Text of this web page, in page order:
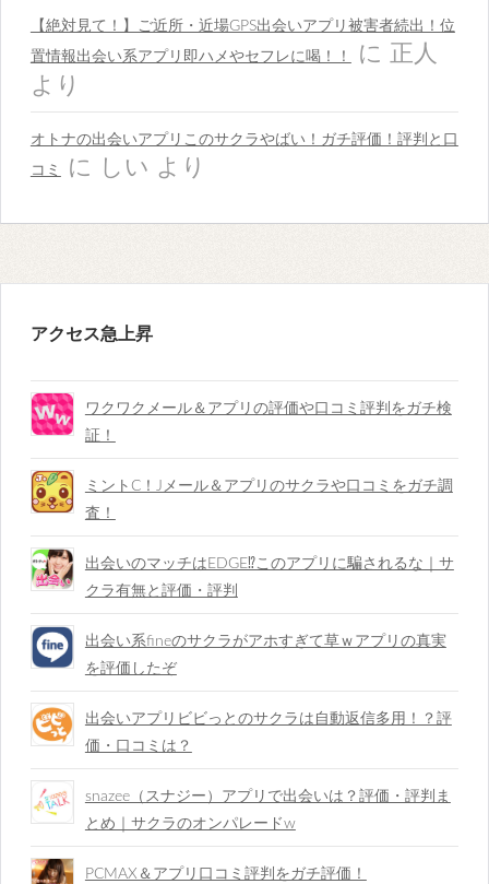
【絶対見て！】ご近所・近場GPS出会いアプリ被害者続出！位
置情報出会い系アプリ即ハメやセフレに喝！！
に
正人
より
オトナの出会いアプリこのサクラやばい！ガチ評価！評判と口
コミ
に しい より
アクセス急上昇
ワクワクメール＆アプリの評価や口コミ評判をガチ検
証！
ミントC！Jメール＆アプリのサクラや口コミをガチ調
査！
出会いのマッチはEDGE⁉︎このアプリに騙されるな｜サ
クラ有無と評価・評判
出会い系fineのサクラがアホすぎて草ｗアプリの真実
を評価したぞ
出会いアプリビビっとのサクラは自動返信多用！？評
価・口コミは？
snazee（スナジー）アプリで出会いは？評価・評判ま
とめ｜サクラのオンパレードw
PCMAX＆アプリ口コミ評判をガチ評価！